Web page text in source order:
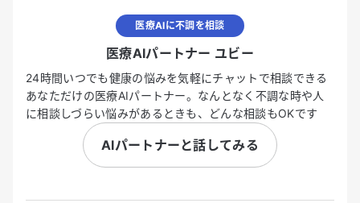
医療AIに不調を相談
医療AIパートナー ユビー
24時間いつでも健康の悩みを気軽にチャットで相談できる
あなただけの医療AIパートナー。なんとなく不調な時や人
に相談しづらい悩みがあるときも、どんな相談もOKです
AIパートナーと話してみる